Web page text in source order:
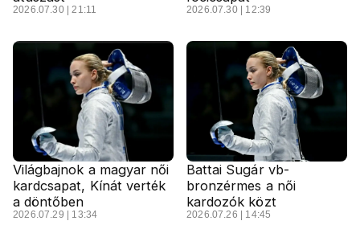
2026.07.30 | 21:11 2026.07.30 | 12:39
Világbajnok a magyar női
kardcsapat, Kínát verték
a döntőben
2026.07.29 | 13:34
Battai Sugár vb-
bronzérmes a női
kardozók közt
2026.07.26 | 14:45